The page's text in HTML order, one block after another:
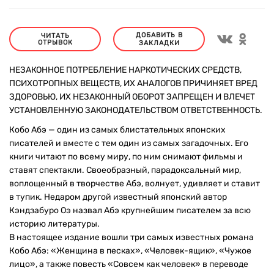
ЧИТАТЬ
ОТРЫВОК
ДОБАВИТЬ В
ЗАКЛАДКИ
НЕЗАКОННОЕ ПОТРЕБЛЕНИЕ НАРКОТИЧЕСКИХ СРЕДСТВ,
ПСИХОТРОПНЫХ ВЕЩЕСТВ, ИХ АНАЛОГОВ ПРИЧИНЯЕТ ВРЕД
ЗДОРОВЬЮ, ИХ НЕЗАКОННЫЙ ОБОРОТ ЗАПРЕЩЕН И ВЛЕЧЕТ
УСТАНОВЛЕННУЮ ЗАКОНОДАТЕЛЬСТВОМ ОТВЕТСТВЕННОСТЬ.
Кобо Абэ — один из самых блистательных японских
писателей и вместе с тем один из самых загадочных. Его
книги читают по всему миру, по ним снимают фильмы и
ставят спектакли. Своеобразный, парадоксальный мир,
воплощенный в творчестве Абэ, волнует, удивляет и ставит
в тупик. Недаром другой известный японский автор
Кэндзабуро Оэ назвал Абэ крупнейшим писателем за всю
историю литературы.
В настоящее издание вошли три самых известных романа
Кобо Абэ: «Женщина в песках», «Человек-ящик», «Чужое
лицо», а также повесть «Совсем как человек» в переводе